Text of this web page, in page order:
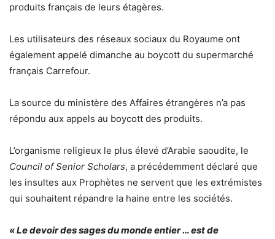
produits français de leurs étagères.
Les utilisateurs des réseaux sociaux du Royaume ont
également appelé dimanche au boycott du supermarché
français Carrefour.
La source du ministère des Affaires étrangères n’a pas
répondu aux appels au boycott des produits.
L’organisme religieux le plus élevé d’Arabie saoudite, le
Council of Senior Scholars, a précédemment déclaré que
les insultes aux Prophètes ne servent que les extrémistes
qui souhaitent répandre la haine entre les sociétés.
« Le devoir des sages du monde entier … est de